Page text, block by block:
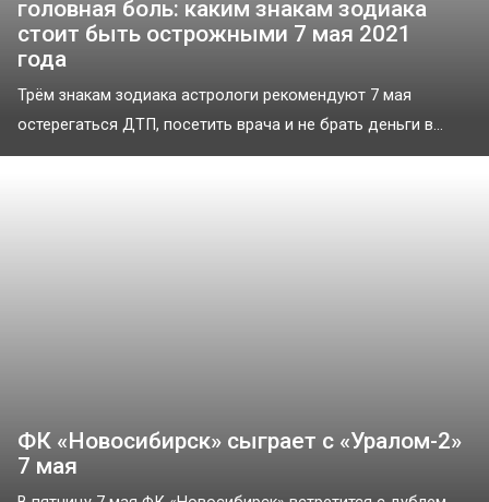
головная боль: каким знакам зодиака
стоит быть острожными 7 мая 2021
года
Трём знакам зодиака астрологи рекомендуют 7 мая
остерегаться ДТП, посетить врача и не брать деньги в...
ФК «Новосибирск» сыграет с «Уралом-2»
7 мая